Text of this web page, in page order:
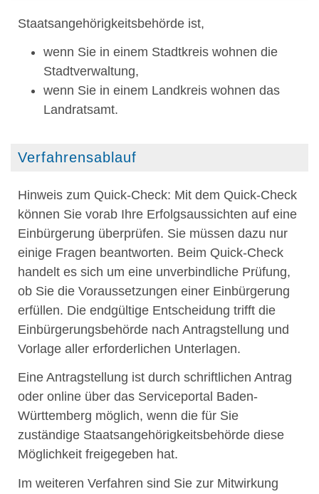
Staatsangehörigkeitsbehörde ist,
wenn Sie in einem Stadtkreis wohnen die
Stadtverwaltung,
wenn Sie in einem Landkreis wohnen das
Landratsamt.
Verfahrensablauf
Hinweis zum Quick-Check: Mit dem Quick-Check
können Sie vorab Ihre Erfolgsaussichten auf eine
Einbürgerung überprüfen. Sie müssen dazu nur
einige Fragen beantworten. Beim Quick-Check
handelt es sich um eine unverbindliche Prüfung,
ob Sie die Voraussetzungen einer Einbürgerung
erfüllen. Die endgültige Entscheidung trifft die
Einbürgerungsbehörde nach Antragstellung und
Vorlage aller erforderlichen Unterlagen.
Eine Antragstellung ist durch schriftlichen Antrag
oder online über das Serviceportal Baden-
Württemberg möglich, wenn die für Sie
zuständige Staatsangehörigkeitsbehörde diese
Möglichkeit freigegeben hat.
Im weiteren Verfahren sind Sie zur Mitwirkung